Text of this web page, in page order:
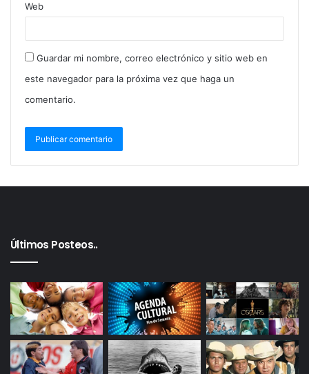
Web
Guardar mi nombre, correo electrónico y sitio web en
este navegador para la próxima vez que haga un
comentario.
Últimos Posteos..